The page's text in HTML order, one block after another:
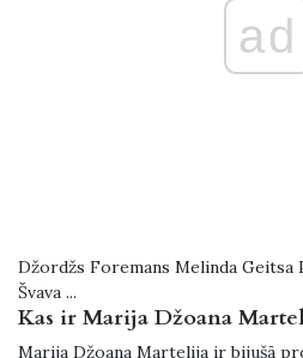
ad
Džordžs Foremans Melinda
Švava ...
Kas ir Marija Džoana
Marija Džoana Martelija ir bijušā